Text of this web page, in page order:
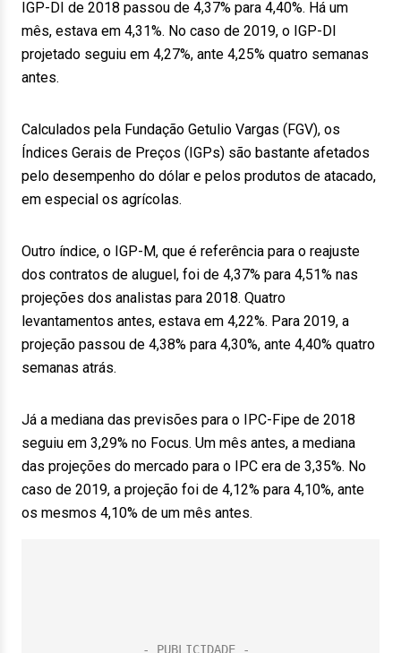
IGP-DI de 2018 passou de 4,37% para 4,40%. Há um
mês, estava em 4,31%. No caso de 2019, o IGP-DI
projetado seguiu em 4,27%, ante 4,25% quatro semanas
antes.
Calculados pela Fundação Getulio Vargas (FGV), os
Índices Gerais de Preços (IGPs) são bastante afetados
pelo desempenho do dólar e pelos produtos de atacado,
em especial os agrícolas.
Outro índice, o IGP-M, que é referência para o reajuste
dos contratos de aluguel, foi de 4,37% para 4,51% nas
projeções dos analistas para 2018. Quatro
levantamentos antes, estava em 4,22%. Para 2019, a
projeção passou de 4,38% para 4,30%, ante 4,40% quatro
semanas atrás.
Já a mediana das previsões para o IPC-Fipe de 2018
seguiu em 3,29% no Focus. Um mês antes, a mediana
das projeções do mercado para o IPC era de 3,35%. No
caso de 2019, a projeção foi de 4,12% para 4,10%, ante
os mesmos 4,10% de um mês antes.